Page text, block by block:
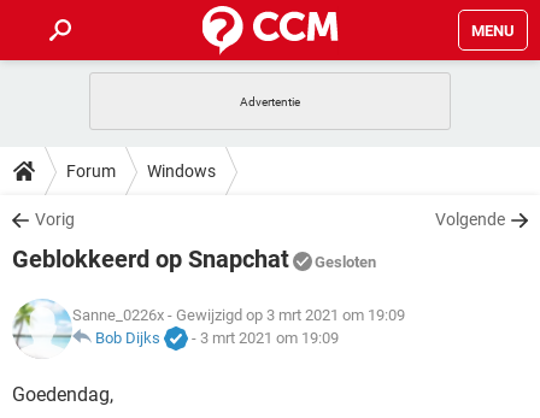
MENU
INSTAGRAM
NETFLIX
GRATIS SNAPCHAT
TIKTOK
HOW-TO
VIDEOBELLEN
GRATIS SNAPCHAT
TIKTOK
DOWNLOADS
VIDEOBELLEN GAMES
INSTAGRAM
NETFLIX CORONAVIRUS
GRATIS
VIDEOBELLEN GAMES
INSTAGRAM
NETFLIX
ARTIKELEN
VIDEOBELLEN
Forum Windows
Vorig Volgende
Geblokkeerd op Snapchat Gesloten
Sanne_0226x - Gewijzigd op 3 mrt 2021 om 19:09
Bob Dijks
- 3 mrt 2021 om 19:09
Goedendag,